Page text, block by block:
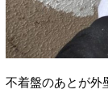
不着盤のあとが外